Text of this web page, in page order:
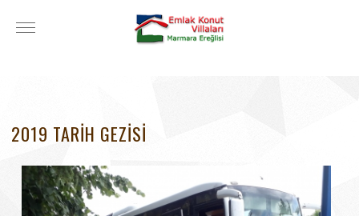
2019 TARİH GEZİSİ